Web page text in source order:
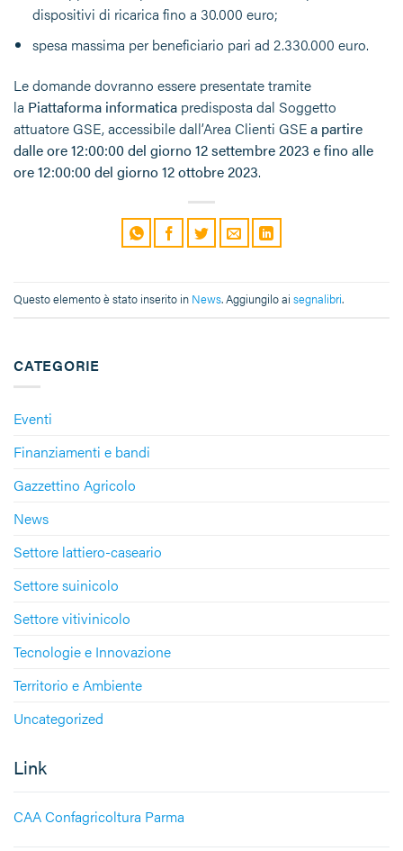
CATEGORIE
Eventi
Finanziamenti e bandi
Gazzettino Agricolo
News
Settore lattiero-caseario
Settore suinicolo
Settore vitivinicolo
Tecnologie e Innovazione
Territorio e Ambiente
Uncategorized
Link
CAA Confagricoltura Parma
dispositivi di ricarica fino a 30.000 euro;
spesa massima per beneficiario pari ad 2.330.000 euro.
Le domande dovranno essere presentate tramite
la Piattaforma informatica predisposta dal Soggetto
attuatore GSE, accessibile dall’Area Clienti GSEa partire
dalle ore 12:00:00 del giorno 12 settembre 2023 e fino alle
ore 12:00:00 del giorno 12 ottobre 2023.
Questo elemento è stato inserito in News. Aggiungilo ai segnalibri.